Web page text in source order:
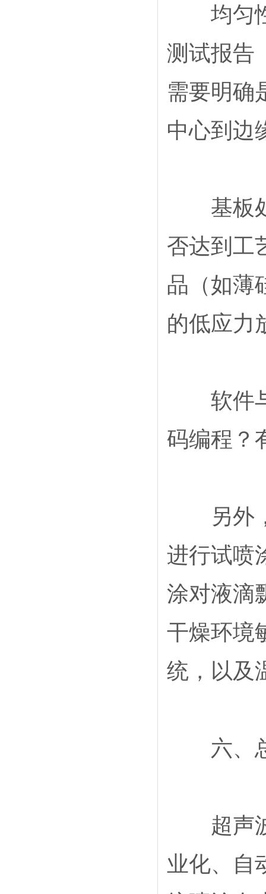
均匀性
测试报告
需要明确
中心到边
基板处
否达到工
品（如薄
的低应力
软件与
码编程？
另外，
进行试喷
涂对液滴
干燥环境
统，以及
六、
超声波
业化、自